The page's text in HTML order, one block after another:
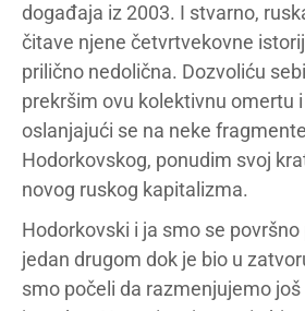
događaja iz 2003. I stvarno,
čitave njene četvrtvekovne
prilično nedolična. Dozvoliću
prekršim ovu kolektivnu omertu
oslanjajući se na neke
Hodorkovskog, ponudim svoj
novog ruskog kapitalizma.
Hodorkovski i ja smo se
jedan drugom dok je bio u
smo počeli da razmenjujemo